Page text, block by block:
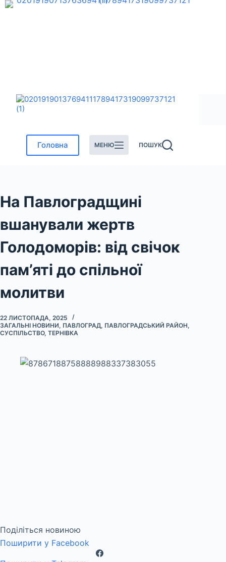
Перейти
Головна МЕНЮ ПОШУК
На Павлоградщині
вшанували жертв
Голодоморів: від свічок
пам’яті до спільної
молитви
22 ЛИСТОПАДА, 2025
ЗАГАЛЬНІ НОВИНИ, ПАВЛОГРАД, ПАВЛОГРАДСЬКИЙ РАЙОН,
СУСПІЛЬСТВО, ТЕРНІВКА
Поділіться новиною
Поширити у Facebook